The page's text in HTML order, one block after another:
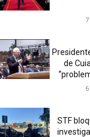
de
STF